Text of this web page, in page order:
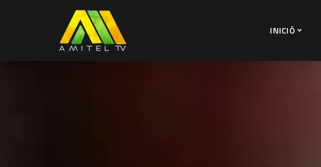
INICIÓ